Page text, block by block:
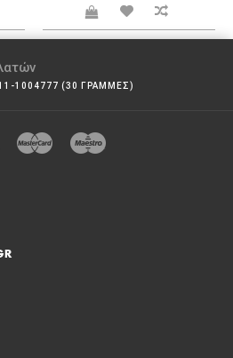
1004777 (30 ΓΡΑΜΜΕΣ)